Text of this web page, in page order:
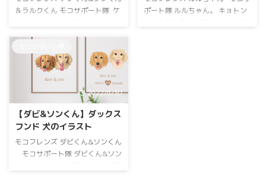
＆ラルクくん モコサポート隊 ケ
末っ子ラルクくんバランスボール
モコの肝細胞がん2度目の手術に
モコサポート隊としてご支援いた
だきました。 ラルクくん&シンく
ん&ケンんママ！ありがとうござ
いました！ チワワ 長男・右 ブ
ラックタン 男の子 お誕生日：
2008年7月7日 🌈虹ぐみ：2021年
11月3日 次男シンくん(中央) ホ
ワイ ...
ポート隊 ルルちゃん。 キョトン
2022/8/30
【ダビ&ソンくん】ダックス
フンド 犬のイラスト
モコフレンズ ダビくん&ソンくん
モコサポート隊 ダビくん&ソン